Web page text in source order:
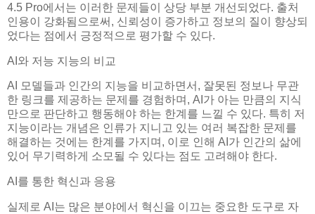
4.5 Pro에서는 이러한 문제들이 상당 부분 개선되었다. 출처
인용이 강화됨으로써, 신뢰성이 증가하고 정보의 질이 향상되
었다는 점에서 긍정적으로 평가할 수 있다.
AI와 저능 지능의 비교
AI 모델들과 인간의 지능을 비교하면서, 잘못된 정보나 무관
한 링크를 제공하는 문제를 경험하며, AI가 아는 만큼의 지식
만으로 판단하고 행동해야 하는 한계를 느낄 수 있다. 특히 저
지능이라는 개념은 인류가 지니고 있는 여러 복잡한 문제를
해결하는 것에는 한계를 가지며, 이로 인해 AI가 인간의 삶에
있어 무기력하게 소모될 수 있다는 점도 고려해야 한다.
AI를 통한 혁신과 응용
실제로 AI는 많은 분야에서 혁신을 이끄는 중요한 도구로 자